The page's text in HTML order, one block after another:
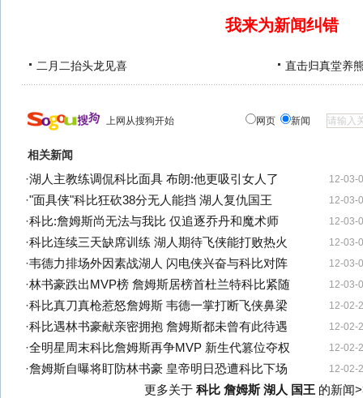
我来为新闻纠错
二月二抬头龙见喜 直击归真堂养
上网从搜狗开始 网页 新闻
相关新闻
12-03-
·湖人主教练调侃科比面具 布朗:他更吸引女人了
12-03-
·"面具侠"科比狂砍38分无人能挡 湖人复仇国王
12-03-
·科比:詹姆斯尚无法与我比 仅追逐乔丹和魔术师
12-03-
·科比连续三天缺席训练 湖人期待飞侠能打败热火
12-03-
·韦德力排场外因素战湖人 闪电侠兴奋与科比对阵
12-03-
·林书豪跌出MVP榜 詹姆斯居榜首杜兰特科比紧随
12-02-
·科比真刀真枪惹怒詹姆斯 韦德一掌打断飞侠鼻梁
12-02-
·科比遇林书豪献亲密拥抱 詹姆斯都未曾有此待遇
12-02-
·全明星周末科比詹姆斯再争MVP 新生代篡位夺权
12-02-
·詹姆斯自曝将盯防林书豪 皇帝明日恐遭科比下场
更多关于 科比 詹姆斯 湖人 国王的新闻